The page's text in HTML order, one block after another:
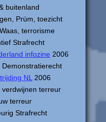
buitenland
Prüm, toezicht
terrorisme
Strafrecht
infozine 2006
Demonstratierecht
NL 2006
verdwijnen terreur
terreur
Strafrecht